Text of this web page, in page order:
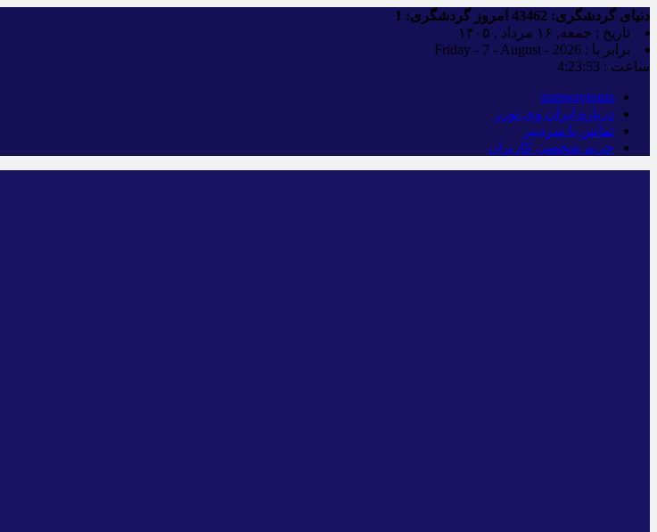
دنیای گردشگری: امروز گردشگری:
تاریخ : جمعه, ۱۶ مرداد , ۱۴۰۵
برابر با : Friday - 7 - August - 2026
ساعت : 4:23:54
iranwaytours
درباره ایران وی تورز
تماس با سردبیر
حریم شخصی کاربران